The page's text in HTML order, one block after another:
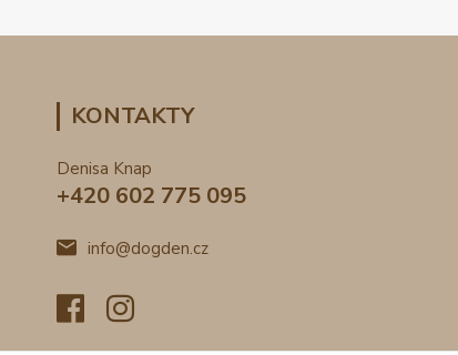
KONTAKTY
Denisa Knap
+420 602 775 095
info@dogden.cz